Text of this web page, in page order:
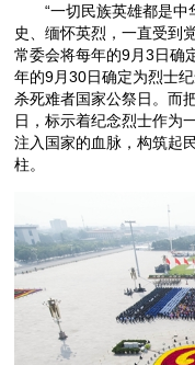
“一切民族英雄都是中
史、缅怀英烈，一直受到
常委会将每年的9月3日确
年的9月30日确定为烈士
杀死难者国家公祭日。而
日，标示着纪念烈士作为
注入国家的血脉，构筑起
柱。